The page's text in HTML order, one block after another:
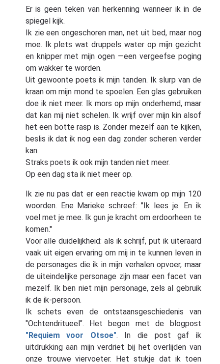
Er is geen teken van herkenning wanneer ik in de
spiegel kijk.
Ik zie een ongeschoren man, net uit bed, maar nog
moe. Ik plets wat druppels water op mijn gezicht
en knipper met mijn ogen —een vergeefse poging
om wakker te worden.
Uit gewoonte poets ik mijn tanden. Ik slurp van de
kraan om mijn mond te spoelen. Een glas gebruiken
doe ik niet meer. Ik mors op mijn onderhemd, maar
dat kan mij niet schelen. Ik wrijf over mijn kin alsof
het een botte rasp is. Zonder mezelf aan te kijken,
beslis ik dat ik nog een dag zonder scheren verder
kan.
Straks poets ik ook mijn tanden niet meer.
Op een dag sta ik niet meer op.
Ik zie nu pas dat er een reactie kwam op mijn 120
woorden. Ene Marieke schreef: "Ik lees je. En ik
voel met je mee. Ik gun je kracht om erdoorheen te
komen."
Voor alle duidelijkheid: als ik schrijf, put ik uiteraard
vaak uit eigen ervaring om mij in te kunnen leven in
de personages die ik in mijn verhalen opvoer, maar
de uiteindelijke personage zijn maar een facet van
mezelf. Ik ben niet mijn personage, zels al gebruik
ik de ik-persoon.
Ik schets even de ontstaansgeschiedenis van
"Ochtendritueel". Het begon met de blogpost
"Requiem voor Otsoe". In die post gaf ik
uitdrukking aan mijn verdriet bij het overlijden van
onze trouwe viervoeter. Het stukje dat ik toen